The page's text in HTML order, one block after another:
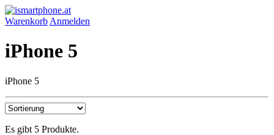
Warenkorb Anmelden
iPhone 5
iPhone 5
Es gibt 5 Produkte.